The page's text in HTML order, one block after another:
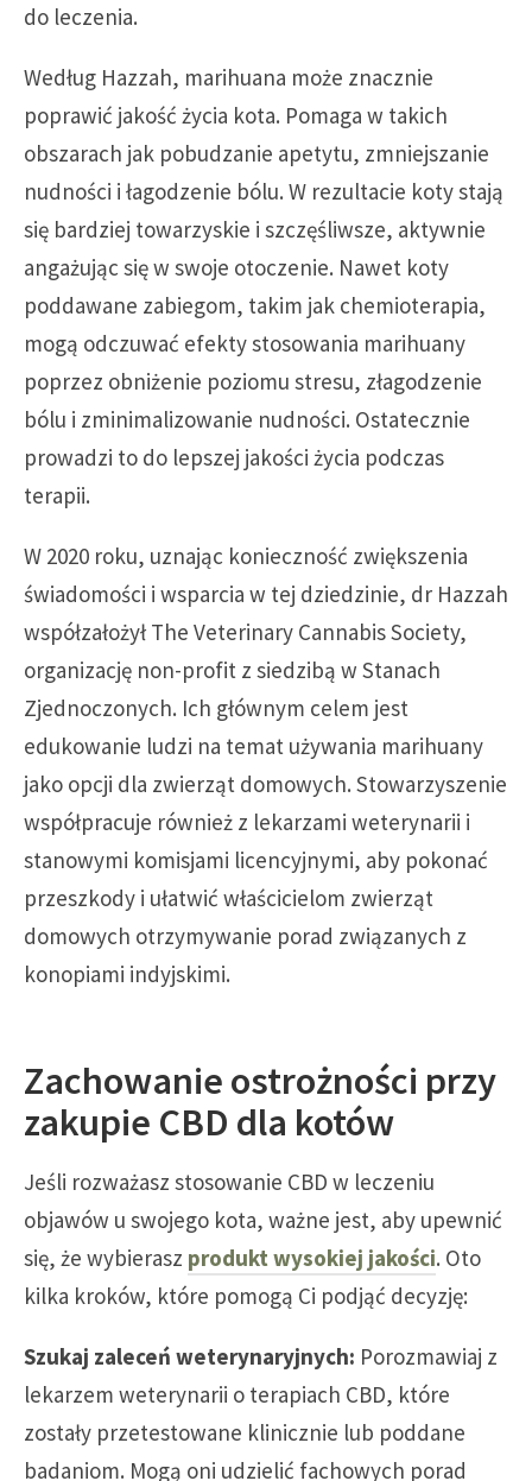
do leczenia.
Według Hazzah, marihuana może znacznie
poprawić jakość życia kota. Pomaga w takich
obszarach jak pobudzanie apetytu, zmniejszanie
nudności i łagodzenie bólu. W rezultacie koty stają
się bardziej towarzyskie i szczęśliwsze, aktywnie
angażując się w swoje otoczenie. Nawet koty
poddawane zabiegom, takim jak chemioterapia,
mogą odczuwać efekty stosowania marihuany
poprzez obniżenie poziomu stresu, złagodzenie
bólu i zminimalizowanie nudności. Ostatecznie
prowadzi to do lepszej jakości życia podczas
terapii.
W 2020 roku, uznając konieczność zwiększenia
świadomości i wsparcia w tej dziedzinie, dr Hazzah
współzałożył The Veterinary Cannabis Society,
organizację non-profit z siedzibą w Stanach
Zjednoczonych. Ich głównym celem jest
edukowanie ludzi na temat używania marihuany
jako opcji dla zwierząt domowych. Stowarzyszenie
współpracuje również z lekarzami weterynarii i
stanowymi komisjami licencyjnymi, aby pokonać
przeszkody i ułatwić właścicielom zwierząt
domowych otrzymywanie porad związanych z
konopiami indyjskimi.
Zachowanie ostrożności przy
zakupie CBD dla kotów
Jeśli rozważasz stosowanie CBD w leczeniu
objawów u swojego kota, ważne jest, aby upewnić
się, że wybierasz produkt wysokiej jakości. Oto
kilka kroków, które pomogą Ci podjąć decyzję:
Szukaj zaleceń weterynaryjnych: Porozmawiaj z
lekarzem weterynarii o terapiach CBD, które
zostały przetestowane klinicznie lub poddane
badaniom. Mogą oni udzielić fachowych porad